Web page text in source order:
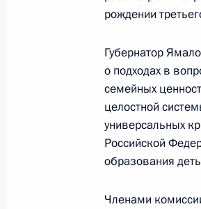
рождении
Губернатор
о подходах в
семейных
целостной
универсальных
Российской
образования
Членами